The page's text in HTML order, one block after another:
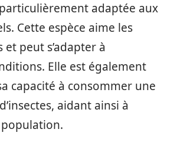
adaptée aux
Cette espèce aime les
peut s’adapter à
Elle est également
capacité à consommer une
aidant ainsi à